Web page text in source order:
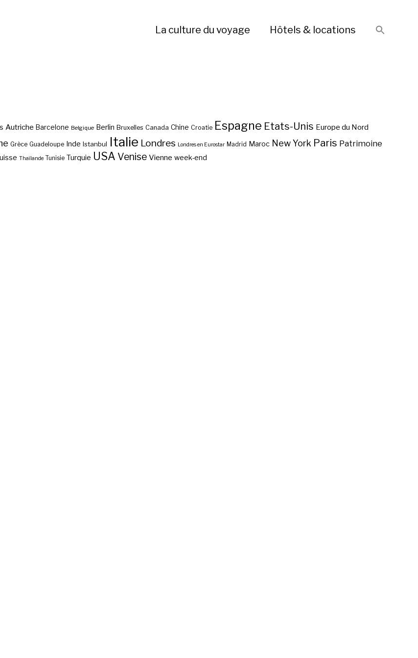
La culture du voyage Hôtels & locations
Autriche Barcelone Belgique Berlin Bruxelles Canada Chine Croatie Espagne Etats-Unis Europe du Nord
Grèce Guadeloupe Inde Istanbul Italie Londres Londres en Eurostar Madrid Maroc New York Paris Patrimoine
Thaïlande Tunisie Turquie USA Venise Vienne week-end